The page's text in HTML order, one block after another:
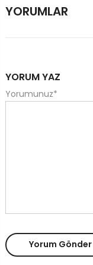
YORUMLAR
YORUM YAZ
Yorumunuz*
Yorum Gönder